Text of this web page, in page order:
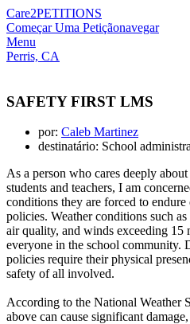
Care2PETITIONS
Começar Uma Petiçãonavegar
Menu
Perris, CA
SAFETY FIRST LMS
por: Caleb Martinez
destinatário: School
As a person who cares deeply
students and teachers, I am
conditions they are forced to
policies. Weather conditions such
air quality, and winds exceeding 15
everyone in the school community.
policies require their physical
safety of all involved.
According to the National Weather
above can cause significant